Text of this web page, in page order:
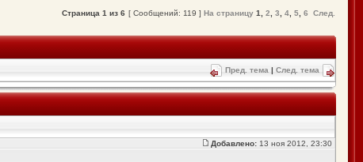
Страница 1 из 6 [ Сообщений: 119 ] На страницу 1 2 3 4 5 6 След.
Пред. тема | След. тема
Добавлено: 13 ноя 2012, 23:30